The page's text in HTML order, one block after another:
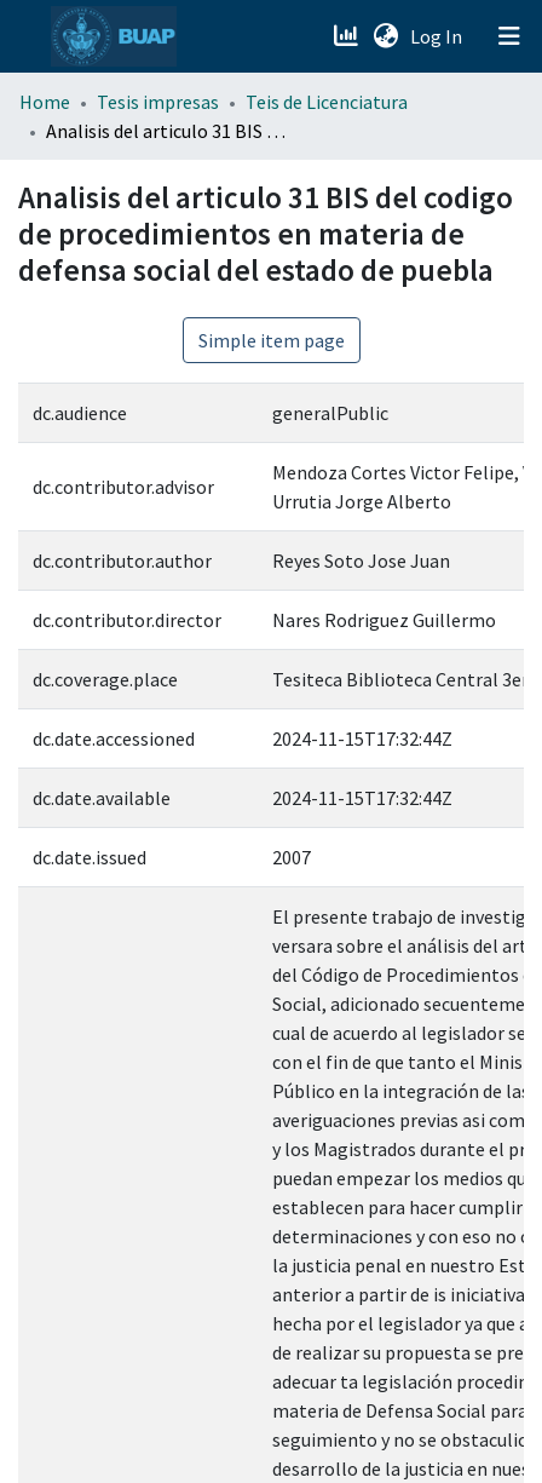
Log In (current)
menu.section.about_menu
Home Tesis impresas
Teis de Licenciatura
Analisis del articulo 31 BIS del codigo de procedimientos en materia de defensa social del estado de puebla
Analisis del articulo 31 BIS del codigo
de procedimientos en materia de
defensa social del estado de puebla
Simple item page
dc.audience generalPublic
dc.contributor.advisor
Mendoza Cortes Victor Felipe,
Urrutia Jorge Alberto
dc.contributor.author Reyes Soto Jose Juan
dc.contributor.director Nares Rodriguez Guillermo
dc.coverage.place Tesiteca Biblioteca Central 3er.
dc.date.accessioned 2024-11-15T17:32:44Z
dc.date.available 2024-11-15T17:32:44Z
dc.date.issued 2007
El presente trabajo de
versara sobre el análisis del
del Código de Procedimientos
Social, adicionado
cual de acuerdo al legislador se
con el fin de que tanto el
Público en la integración de las
averiguaciones previas asi como
y los Magistrados durante el
puedan empezar los medios que
establecen para hacer cumplir
determinaciones y con eso no
la justicia penal en nuestro
anterior a partir de is iniciativa
hecha por el legislador ya que
de realizar su propuesta se
adecuar ta legislación
materia de Defensa Social para
seguimiento y no se obstaculice
desarrollo de la justicia en